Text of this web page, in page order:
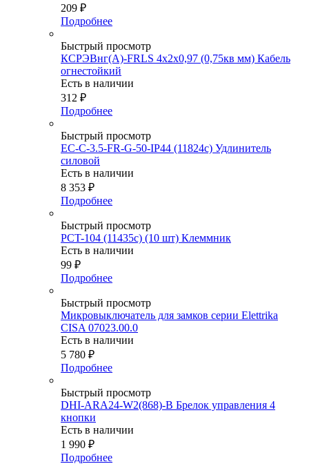
209 ₽
Подробнее
Быстрый просмотр
КСРЭВнг(А)-FRLS 4х2х0,97 (0,75кв мм) Кабель
огнестойкий
Есть в наличии
312 ₽
Подробнее
Быстрый просмотр
EC-C-3.5-FR-G-50-IP44 (11824c) Удлинитель
силовой
Есть в наличии
8 353 ₽
Подробнее
Быстрый просмотр
PCT-104 (11435c) (10 шт) Клеммник
Есть в наличии
99 ₽
Подробнее
Быстрый просмотр
Микровыключатель для замков серии Elettrika
CISA 07023.00.0
Есть в наличии
5 780 ₽
Подробнее
Быстрый просмотр
DHI-ARA24-W2(868)-B Брелок управления 4
кнопки
Есть в наличии
1 990 ₽
Подробнее